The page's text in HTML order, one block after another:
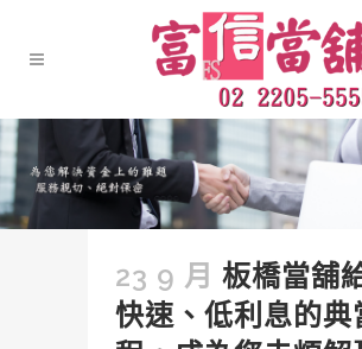
23 9 月 板橋當舖
快速、低利息的典